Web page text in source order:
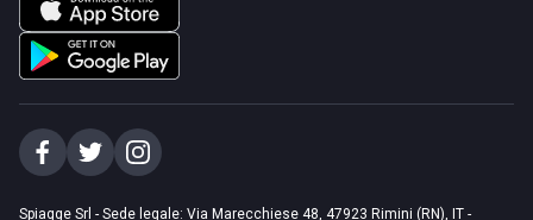
Spiagge Srl - Sede legale: Via Marecchiese 48, 47923 Rimini (RN), IT -